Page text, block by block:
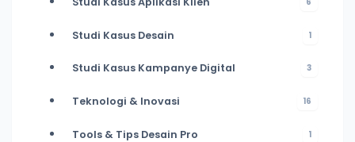
Studi Kasus Desain 1
Studi Kasus Kampanye Digital 3
Teknologi & Inovasi 16
Tools & Tips Desain Pro 1